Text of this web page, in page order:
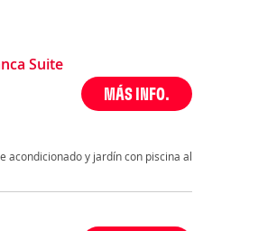
Suite
MÁS INFO.
acondicionado y jardín con piscina al